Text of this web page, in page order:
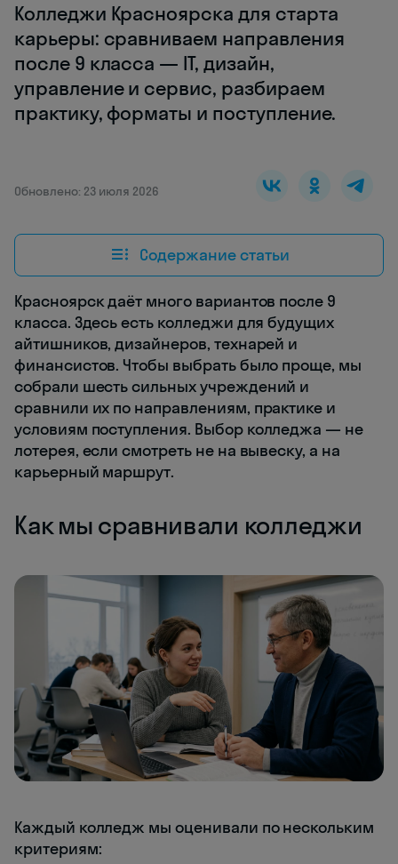
Колледжи Красноярска для старта
карьеры: сравниваем направления
после 9 класса — IT, дизайн,
управление и сервис, разбираем
практику, форматы и поступление.
Обновлено: 23 июля 2026
Содержание статьи
Красноярск даёт много вариантов после 9
класса. Здесь есть колледжи для будущих
айтишников, дизайнеров, технарей и
финансистов. Чтобы выбрать было проще, мы
собрали шесть сильных учреждений и
сравнили их по направлениям, практике и
условиям поступления. Выбор колледжа — не
лотерея, если смотреть не на вывеску, а на
карьерный маршрут.
Как мы сравнивали колледжи
Каждый колледж мы оценивали по нескольким
критериям: